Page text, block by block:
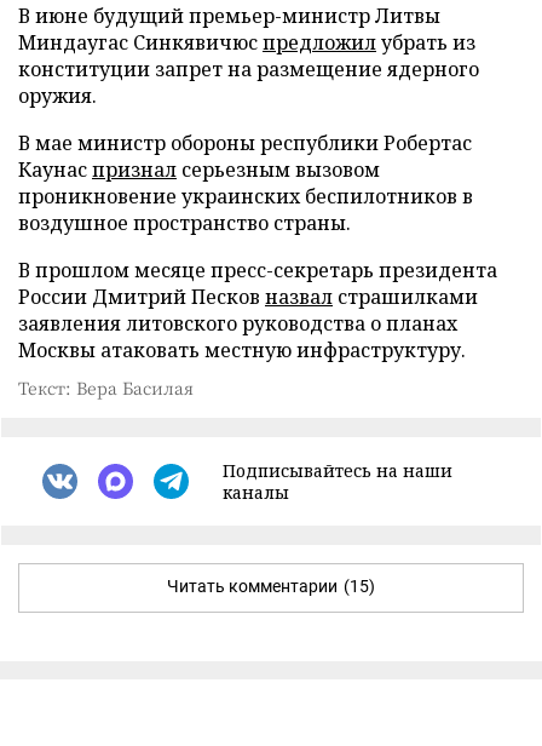
В июне будущий премьер-министр Литвы
Миндаугас Синкявичюспредложилубрать из
конституции запрет на размещение ядерного
оружия.
В мае министр обороны республики Робертас
Каунаспризнал серьезным вызовом
проникновение украинских беспилотников в
воздушное пространство страны.
В прошлом месяце пресс-секретарь президента
России Дмитрий Песков назвал страшилками
заявления литовского руководства о планах
Москвы атаковать местную инфраструктуру.
Текст: Вера Басилая
Подписывайтесь на наши
каналы
Читать комментарии (15)